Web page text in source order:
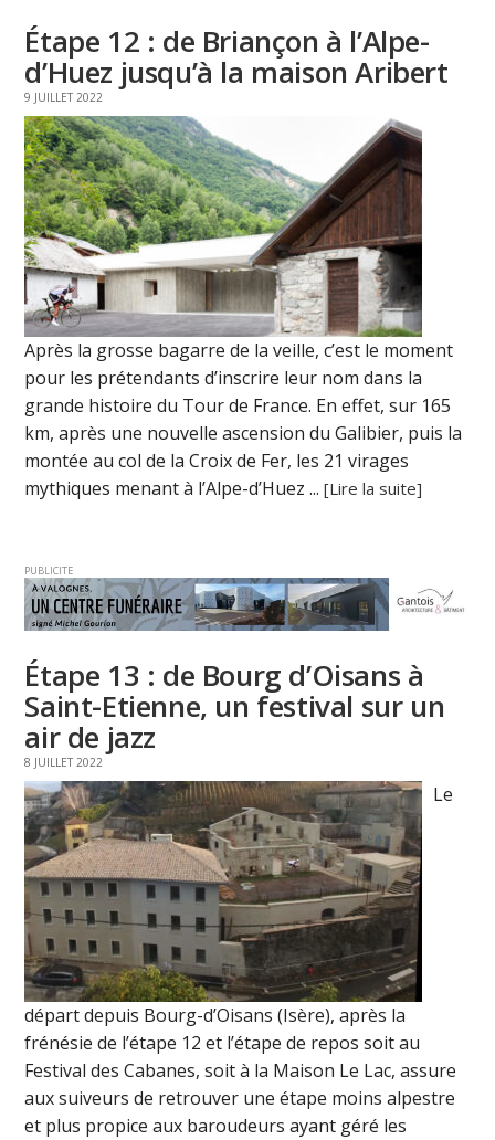
Étape 12 : de Briançon à l’Alpe-
d’Huez jusqu’à la maison Aribert
9 JUILLET 2022
Après la grosse bagarre de la veille, c’est le moment
pour les prétendants d’inscrire leur nom dans la
grande histoire du Tour de France. En effet, sur 165
km, après une nouvelle ascension du Galibier, puis la
montée au col de la Croix de Fer, les 21 virages
mythiques menant à l’Alpe-d’Huez ...[Lire la suite]
PUBLICITE
Étape 13 : de Bourg d’Oisans à
Saint-Etienne, un festival sur un
air de jazz
8 JUILLET 2022
Le
départ depuis Bourg-d’Oisans (Isère), après la
frénésie de l’étape 12 et l’étape de repos soit au
Festival des Cabanes, soit à la Maison Le Lac, assure
aux suiveurs de retrouver une étape moins alpestre
et plus propice aux baroudeurs ayant géré les